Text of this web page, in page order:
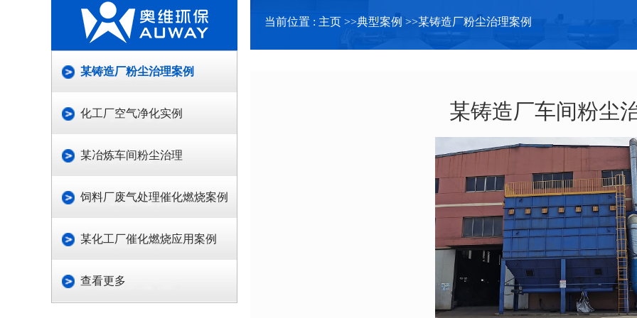
某铸造厂粉尘治理案例
化工厂空气净化实例
某冶炼车间粉尘治理
饲料厂废气处理催化燃烧案例
某化工厂催化燃烧应用案例
查看更多
当前位置 : 主页 >>典型案例 >>某铸造厂粉尘治理案例
某铸造厂车间粉尘